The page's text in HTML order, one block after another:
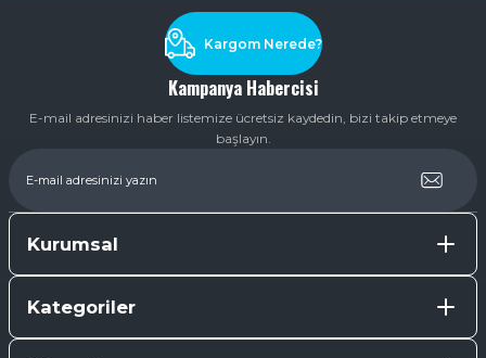
Kampanya Habercisi
E-mail adresinizi haber listemize ücretsiz kaydedin, bizi takip etmeye
başlayın.
Kargom Nerede?
Kurumsal
Kategoriler